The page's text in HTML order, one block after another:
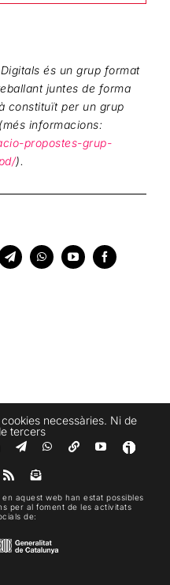
és un grup format
juntes de forma
constituït per un grup
informacions:
propostes-grup-
).
necessàries. Ni de
tercers
aquest web han estat possibles
per al foment de les activitats
de: